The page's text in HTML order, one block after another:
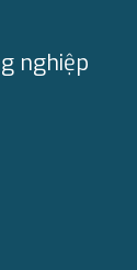
nghiệp